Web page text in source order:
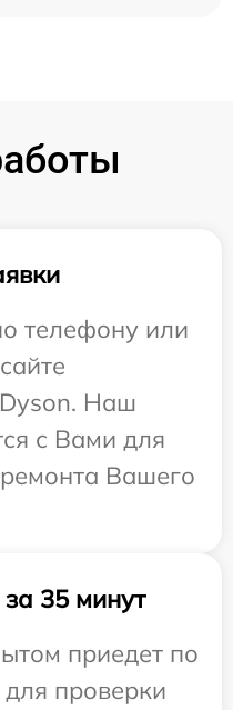
телефону или
Наш
с Вами для
Вашего
35 минут
приедет по
проверки